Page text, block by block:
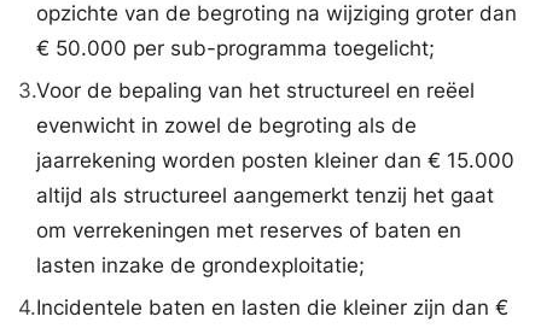
opzichte van de begroting na wijziging groter dan
€ 50.000 per sub-programma toegelicht;
3.Voor de bepaling van het structureel en reëel
evenwicht in zowel de begroting als de
jaarrekening worden posten kleiner dan € 15.000
altijd als structureel aangemerkt tenzij het gaat
om verrekeningen met reserves of baten en
lasten inzake de grondexploitatie;
4.Incidentele baten en lasten die kleiner zijn dan €